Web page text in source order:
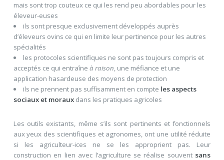
mais sont trop couteux ce qui les rend peu abordables pour les
éleveur-euses
ils sont presque exclusivement développés auprès
d’éleveurs ovins ce qui en limite leur pertinence pour les autres
spécialités
les protocoles scientifiques ne sont pas toujours compris et
acceptés ce qui entraîne à raison, une méfiance et une
application hasardeuse des moyens de protection
ils ne prennent pas suffisamment en compte les aspects
sociaux et moraux dans les pratiques agricoles
Les outils existants, même s’ils sont pertinents et fonctionnels
aux yeux des scientifiques et agronomes, ont une utilité réduite
si les agriculteur-ices ne se les approprient pas. Leur
construction en lien avec l’agriculture se réalise souvent sans